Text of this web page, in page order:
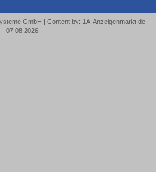
GmbH | Content by: 1A-Anzeigenmarkt.de
07.08.2026